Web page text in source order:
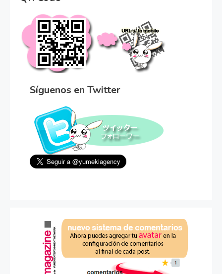
Síguenos en Twitter